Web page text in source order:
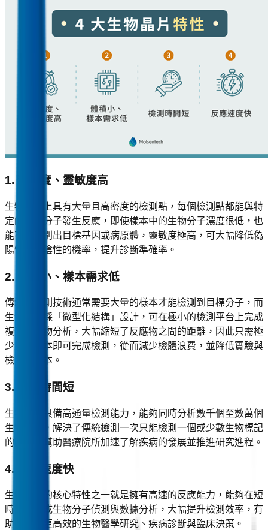
1. 精確度、靈敏度高
生物晶片上具有大量且高密度的檢測點，每個檢測點都能與特
定的目標分子發生反應，即使樣本中的生物分子濃度很低，也
能有效識別出目標基因或病原體，靈敏度極高，可大幅降低偽
陽性、偽陰性的機率，提升診斷準確率。
2. 體積小、樣本需求低
傳統的檢測技術通常需要大量的樣本才能檢測到目標分子，而
生物晶片採「微型化結構」設計，可在極小的檢測平台上完成
複雜的生物分析，大幅縮短了反應物之間的距離，因此只需極
少量的樣本即可完成檢測，從而減少檢體浪費，並降低實驗與
檢測的成本。
3. 檢測時間短
生物晶片具備高通量檢測能力，能夠同時分析數千個至數萬個
生物標記，解決了傳統檢測一次只能檢測一個或少數生物標記
的困境，幫助醫療院所加速了解疾病的發展並推進研究進程。
4. 反應速度快
生物晶片的核心特性之一就是擁有高速的反應能力，能夠在短
時間內完成生物分子偵測與數據分析，大幅提升檢測效率，有
助於實現更高效的生物醫學研究、疾病診斷與臨床決策。